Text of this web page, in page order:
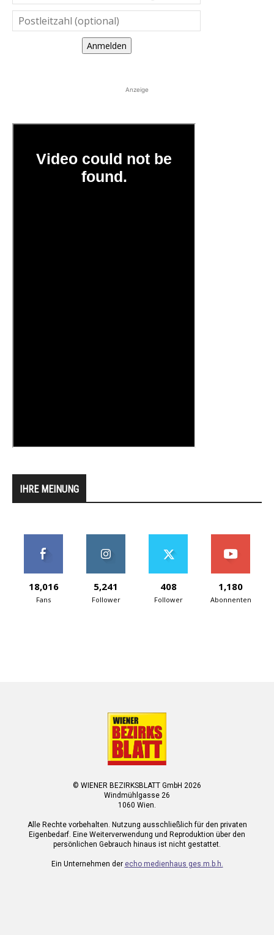
Anmelden
Anzeige
IHRE MEINUNG
18,016
Fans
5,241
Follower
408
Follower
1,180
Abonnenten
© WIENER BEZIRKSBLATT GmbH 2026
Windmühlgasse 26
1060 Wien.
Alle Rechte vorbehalten. Nutzung ausschließlich für den privaten
Eigenbedarf. Eine Weiterverwendung und Reproduktion über den
persönlichen Gebrauch hinaus ist nicht gestattet.
Ein Unternehmen der echo medienhaus ges.m.b.h.